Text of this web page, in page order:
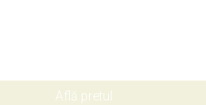
Află pretul